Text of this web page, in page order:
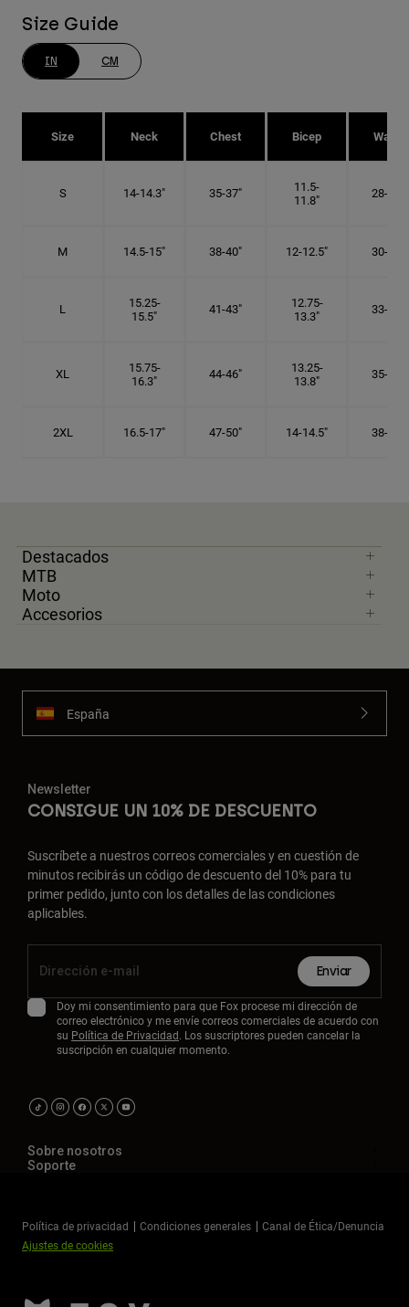
Size Guide
IN CM
Size Neck Chest Bicep Waist
S 14-14.3" 35-37"
11.5-
11.8"
28-29"
M 14.5-15" 38-40" 12-12.5" 30-32"
L
15.25-
15.5"
41-43"
12.75-
13.3"
33-34"
XL
15.75-
16.3"
44-46"
13.25-
13.8"
35-36"
2XL 16.5-17" 47-50" 14-14.5" 38-40"
Destacados
MTB
Moto
Accesorios
España
Newsletter
CONSIGUE UN 10% DE DESCUENTO
Suscríbete a nuestros correos comerciales y en cuestión de
minutos recibirás un código de descuento del 10% para tu
primer pedido, junto con los detalles de las condiciones
aplicables.
Enviar
Doy mi consentimiento para que Fox procese mi dirección de
correo electrónico y me envíe correos comerciales de acuerdo con
su Política de Privacidad. Los suscriptores pueden cancelar la
suscripción en cualquier momento.
Sobre nosotros
Soporte
Política de privacidad Condiciones generales
Canal de Ética/Denuncia
Ajustes de cookies